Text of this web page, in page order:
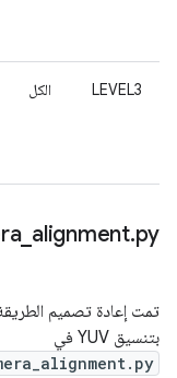
LEVEL3 الكل
_ alignment.py
تمت إعادة تصميم
بتنسيق YUV في